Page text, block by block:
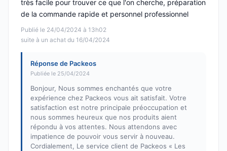
Publié le 24/04/2024 à 13h02
suite à un achat du 16/04/2024
très facile pour trouver ce que l'on cherche, préparation
de la commande rapide et personnel professionnel
Réponse de Packeos
Publiée le 25/04/2024
Bonjour, Nous sommes enchantés que votre
expérience chez Packeos vous ait satisfait. Votre
satisfaction est notre principale préoccupation et
nous sommes heureux que nos produits aient
répondu à vos attentes. Nous attendons avec
impatience de pouvoir vous servir à nouveau.
Cordialement, Le service client de Packeos « Les